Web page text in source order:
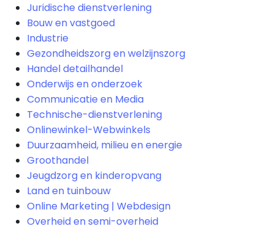
Juridische dienstverlening
Bouw en vastgoed
Industrie
Gezondheidszorg en welzijnszorg
Handel detailhandel
Onderwijs en onderzoek
Communicatie en Media
Technische-dienstverlening
Onlinewinkel-Webwinkels
Duurzaamheid, milieu en energie
Groothandel
Jeugdzorg en kinderopvang
Land en tuinbouw
Online Marketing | Webdesign
Overheid en semi-overheid